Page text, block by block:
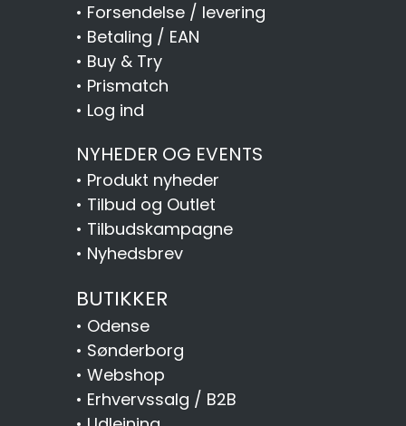
• Forsendelse / levering
• Betaling / EAN
• Buy & Try
• Prismatch
• Log ind
NYHEDER OG EVENTS
• Produkt nyheder
• Tilbud og Outlet
• Tilbudskampagne
• Nyhedsbrev
BUTIKKER
• Odense
• Sønderborg
• Webshop
• Erhvervssalg / B2B